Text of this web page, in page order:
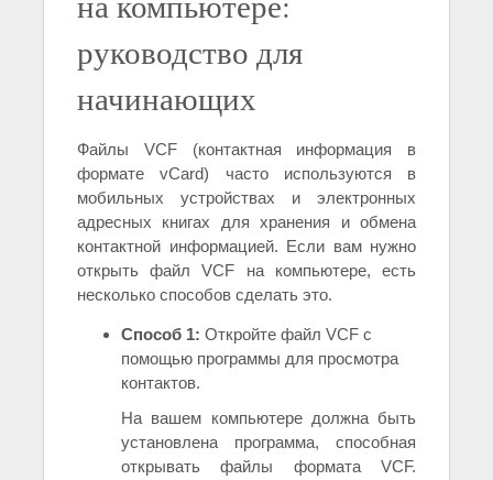
руководство для
начинающих
Файлы VCF (контактная информация в
формате vCard) часто используются в
мобильных устройствах и электронных
адресных книгах для хранения и обмена
контактной информацией. Если вам нужно
открыть файл VCF на компьютере, есть
несколько способов сделать это.
Способ 1: Откройте файл VCF с
помощью программы для просмотра
контактов.
На вашем компьютере должна быть
установлена программа, способная
открывать файлы формата VCF.